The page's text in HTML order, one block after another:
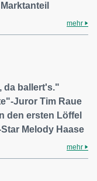
mehr
da ballert's."
Juror Tim Raue
den ersten Löffel
Melody Haase
mehr